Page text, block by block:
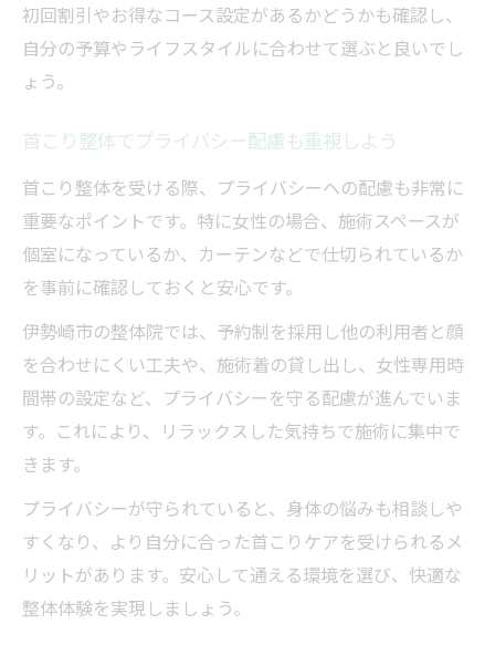
初回割引やお得なコース設定があるかどうかも確認し、
自分の予算やライフスタイルに合わせて選ぶと良いでし
ょう。
首こり整体でプライバシー配慮も重視しよう
首こり整体を受ける際、プライバシーへの配慮も非常に
重要なポイントです。特に女性の場合、施術スペースが
個室になっているか、カーテンなどで仕切られているか
を事前に確認しておくと安心です。
伊勢崎市の整体院では、予約制を採用し他の利用者と顔
を合わせにくい工夫や、施術着の貸し出し、女性専用時
間帯の設定など、プライバシーを守る配慮が進んでいま
す。これにより、リラックスした気持ちで施術に集中で
きます。
プライバシーが守られていると、身体の悩みも相談しや
すくなり、より自分に合った首こりケアを受けられるメ
リットがあります。安心して通える環境を選び、快適な
整体体験を実現しましょう。